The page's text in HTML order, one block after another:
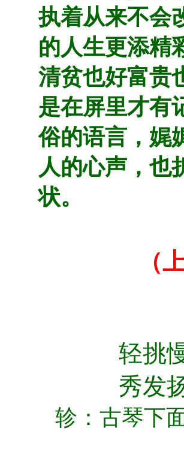
执着从来不会
的人生更添精
清贫也好富贵
是在屏里才有
俗的语言，娓
人的心声，也
状。
（
轻挑
秀发
轸：古琴下